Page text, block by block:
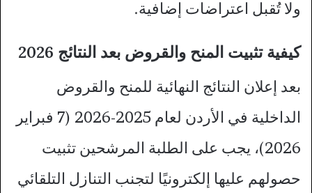
ولا تُقبل اعتراضات إضافية.
كيفية تثبيت المنح والقروض بعد النتائج 2026
بعد إعلان النتائج النهائية للمنح والقروض
الداخلية في الأردن لعام 2025-2026 (7 فبراير
2026)، يجب على الطلبة المرشحين تثبيت
حصولهم عليها إلكترونيًا لتجنب التنازل التلقائي